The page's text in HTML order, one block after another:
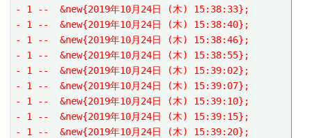
- 1 --  &new{2019年10月24日 (木) 15:38:33};
- 1 --  &new{2019年10月24日 (木) 15:38:40};
- 1 --  &new{2019年10月24日 (木) 15:38:46};
- 1 --  &new{2019年10月24日 (木) 15:38:55};
- 1 --  &new{2019年10月24日 (木) 15:39:02};
- 1 --  &new{2019年10月24日 (木) 15:39:07};
- 1 --  &new{2019年10月24日 (木) 15:39:10};
- 1 --  &new{2019年10月24日 (木) 15:39:15};
- 1 --  &new{2019年10月24日 (木) 15:39:20};